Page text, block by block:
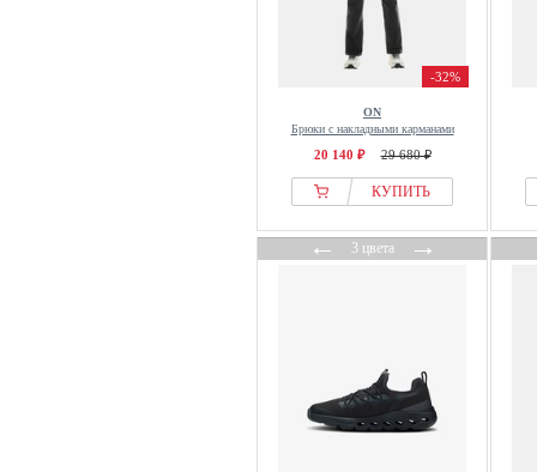
-32%
ON
Брюки с накладными карманами
20 140 ₽ 29 680 ₽
КУПИТЬ
←3 цвета→